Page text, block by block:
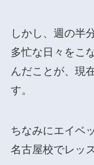
しかし、週の半
多忙な日々をこ
んだことが、現
す。
ちなみにエイベ
名古屋校でレッ